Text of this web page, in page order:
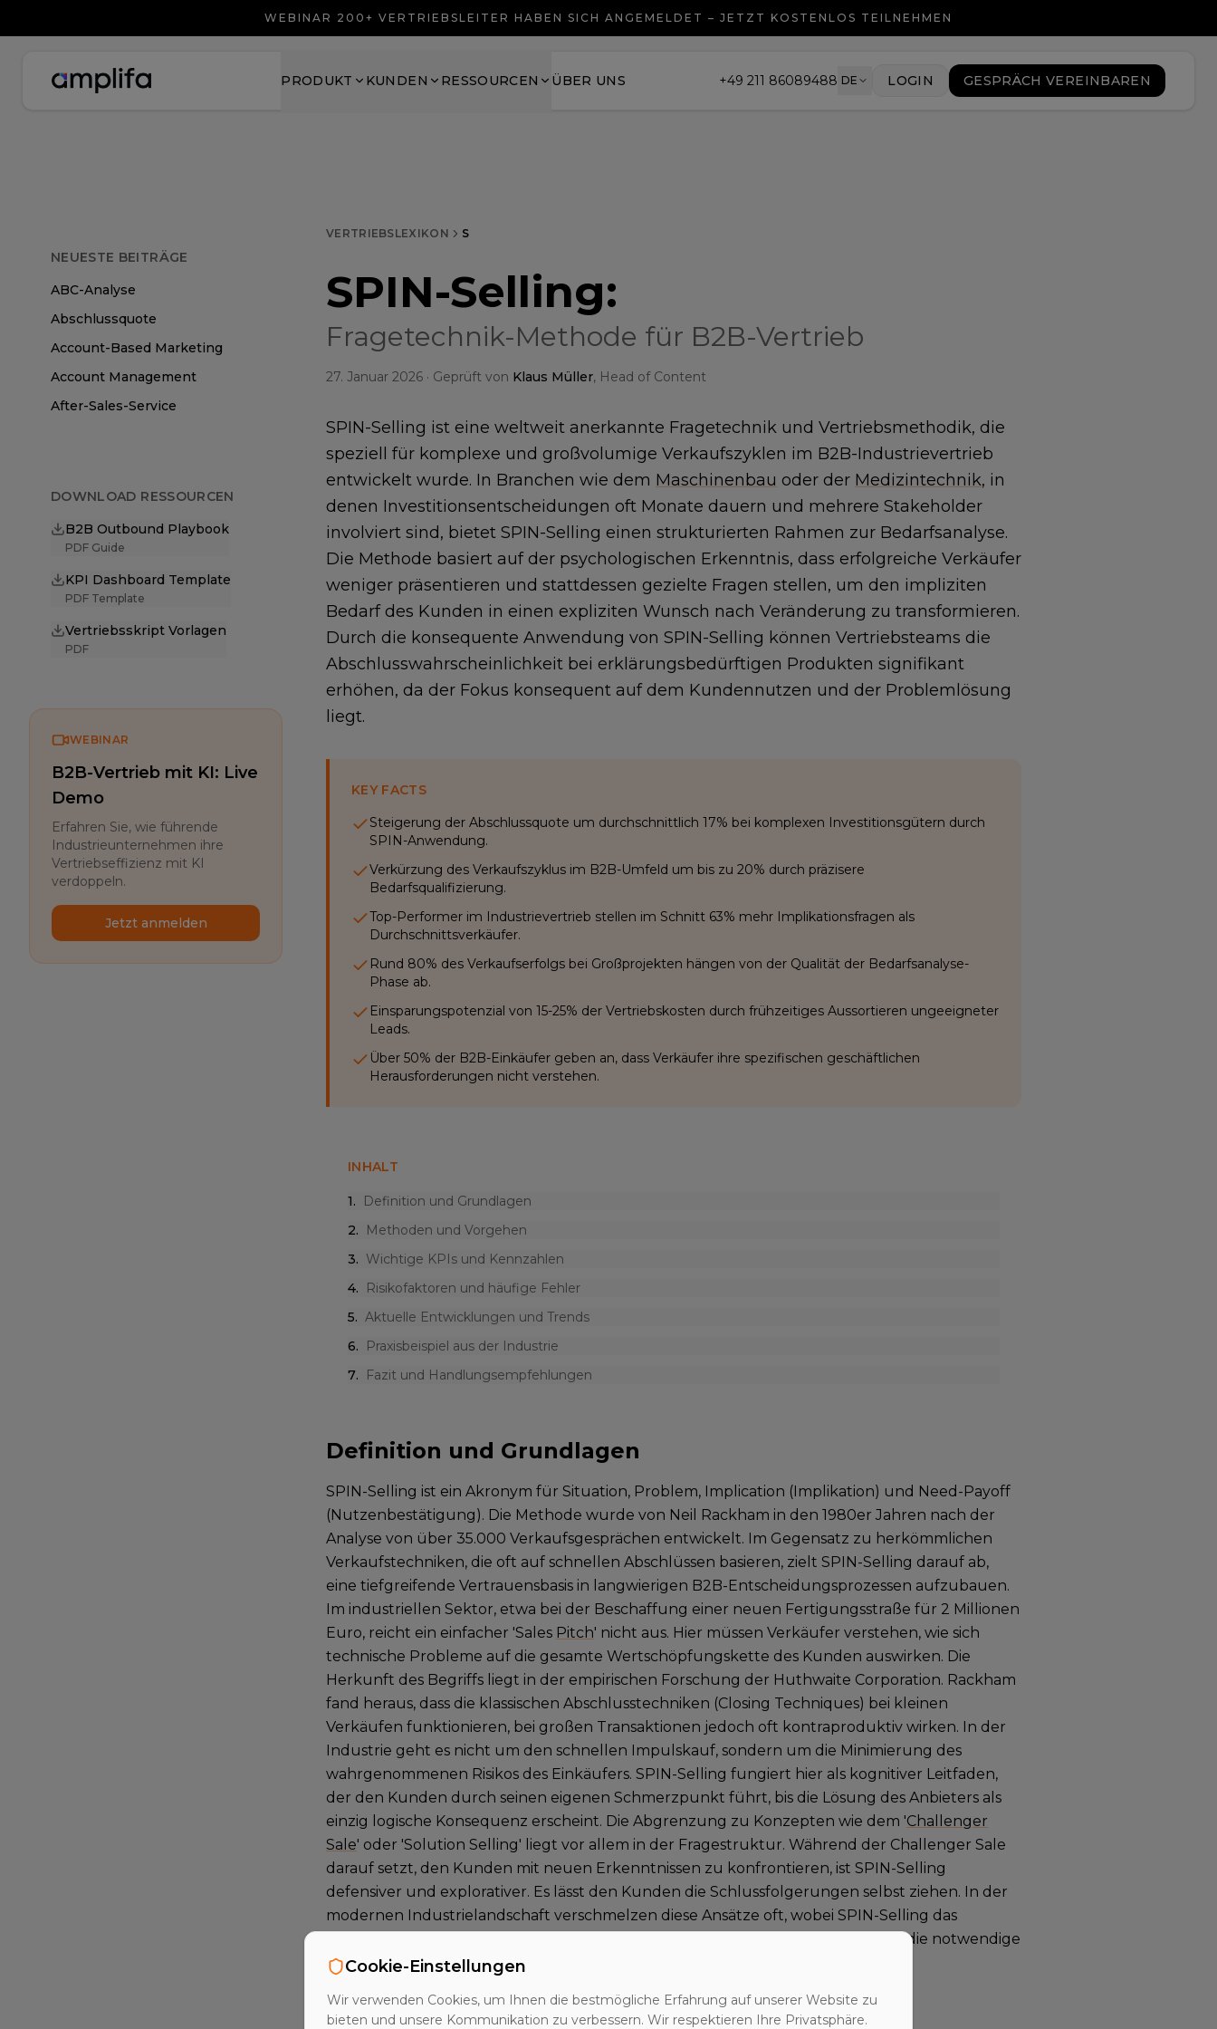
WEBINAR 200+ VERTRIEBSLEITER HABEN SICH ANGEMELDET – JETZT KOSTENLOS TEILNEHMEN
PRODUKT KUNDEN RESSOURCEN ÜBER UNS +49 211 86089488 DE LOGIN GESPRÄCH VEREINBAREN
NEUESTE BEITRÄGE
ABC-Analyse
Abschlussquote
Account-Based Marketing
Account Management
After-Sales-Service
DOWNLOAD RESSOURCEN
B2B Outbound Playbook
PDF Guide
KPI Dashboard Template
PDF Template
Vertriebsskript Vorlagen
PDF
WEBINAR
B2B-Vertrieb mit KI: Live
Demo
Erfahren Sie, wie führende
Industrieunternehmen ihre
Vertriebseffizienz mit KI
verdoppeln.
Jetzt anmelden
VERTRIEBSLEXIKON S
SPIN-Selling:
Fragetechnik-Methode für B2B-Vertrieb
27. Januar 2026 · Geprüft von Klaus Müller, Head of Content
SPIN-Selling ist eine weltweit anerkannte Fragetechnik und Vertriebsmethodik, die
speziell für komplexe und großvolumige Verkaufszyklen im B2B-Industrievertrieb
entwickelt wurde. In Branchen wie dem Maschinenbau oder der Medizintechnik, in
denen Investitionsentscheidungen oft Monate dauern und mehrere Stakeholder
involviert sind, bietet SPIN-Selling einen strukturierten Rahmen zur Bedarfsanalyse.
Die Methode basiert auf der psychologischen Erkenntnis, dass erfolgreiche Verkäufer
weniger präsentieren und stattdessen gezielte Fragen stellen, um den impliziten
Bedarf des Kunden in einen expliziten Wunsch nach Veränderung zu transformieren.
Durch die konsequente Anwendung von SPIN-Selling können Vertriebsteams die
Abschlusswahrscheinlichkeit bei erklärungsbedürftigen Produkten signifikant
erhöhen, da der Fokus konsequent auf dem Kundennutzen und der Problemlösung
liegt.
KEY FACTS
Steigerung der Abschlussquote um durchschnittlich 17% bei komplexen Investitionsgütern durch
SPIN-Anwendung.
Verkürzung des Verkaufszyklus im B2B-Umfeld um bis zu 20% durch präzisere
Bedarfsqualifizierung.
Top-Performer im Industrievertrieb stellen im Schnitt 63% mehr Implikationsfragen als
Durchschnittsverkäufer.
Rund 80% des Verkaufserfolgs bei Großprojekten hängen von der Qualität der Bedarfsanalyse-
Phase ab.
Einsparungspotenzial von 15-25% der Vertriebskosten durch frühzeitiges Aussortieren ungeeigneter
Leads.
Über 50% der B2B-Einkäufer geben an, dass Verkäufer ihre spezifischen geschäftlichen
Herausforderungen nicht verstehen.
INHALT
1.
Definition und Grundlagen
2.
Methoden und Vorgehen
3. Wichtige KPIs und Kennzahlen
4.
Risikofaktoren und häufige Fehler
5. Aktuelle Entwicklungen und Trends
6.
Praxisbeispiel aus der Industrie
7. Fazit und Handlungsempfehlungen
Definition und Grundlagen
SPIN-Selling ist ein Akronym für Situation, Problem, Implication (Implikation) und Need-Payoff
(Nutzenbestätigung). Die Methode wurde von Neil Rackham in den 1980er Jahren nach der
Analyse von über 35.000 Verkaufsgesprächen entwickelt. Im Gegensatz zu herkömmlichen
Verkaufstechniken, die oft auf schnellen Abschlüssen basieren, zielt SPIN-Selling darauf ab,
eine tiefgreifende Vertrauensbasis in langwierigen B2B-Entscheidungsprozessen aufzubauen.
Im industriellen Sektor, etwa bei der Beschaffung einer neuen Fertigungsstraße für 2 Millionen
Euro, reicht ein einfacher 'Sales Pitch' nicht aus. Hier müssen Verkäufer verstehen, wie sich
technische Probleme auf die gesamte Wertschöpfungskette des Kunden auswirken. Die
Herkunft des Begriffs liegt in der empirischen Forschung der Huthwaite Corporation. Rackham
fand heraus, dass die klassischen Abschlusstechniken (Closing Techniques) bei kleinen
Verkäufen funktionieren, bei großen Transaktionen jedoch oft kontraproduktiv wirken. In der
Industrie geht es nicht um den schnellen Impulskauf, sondern um die Minimierung des
wahrgenommenen Risikos des Einkäufers. SPIN-Selling fungiert hier als kognitiver Leitfaden,
der den Kunden durch seinen eigenen Schmerzpunkt führt, bis die Lösung des Anbieters als
einzig logische Konsequenz erscheint. Die Abgrenzung zu Konzepten wie dem 'Challenger
Sale' oder 'Solution Selling' liegt vor allem in der Fragestruktur. Während der Challenger Sale
darauf setzt, den Kunden mit neuen Erkenntnissen zu konfrontieren, ist SPIN-Selling
defensiver und explorativer. Es lässt den Kunden die Schlussfolgerungen selbst ziehen. In der
modernen Industrielandschaft verschmelzen diese Ansätze oft, wobei SPIN-Selling das
fundamentale Werkzeug für die erste Phase der Kundeninteraktion bleibt, um die notwendige
Informationstiefe für spätere Strategien zu gewinnen.
Die vier Säulen der SPIN-Methodik
Cookie-Einstellungen
Wir verwenden Cookies, um Ihnen die bestmögliche Erfahrung auf unserer Website zu
bieten und unsere Kommunikation zu verbessern. Wir respektieren Ihre Privatsphäre.